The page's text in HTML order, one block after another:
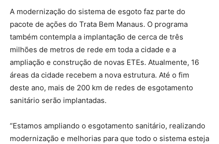
A modernização do sistema de esgoto faz parte do
pacote de ações do Trata Bem Manaus. O programa
também contempla a implantação de cerca de três
milhões de metros de rede em toda a cidade e a
ampliação e construção de novas ETEs. Atualmente, 16
áreas da cidade recebem a nova estrutura. Até o fim
deste ano, mais de 200 km de redes de esgotamento
sanitário serão implantadas.
“Estamos ampliando o esgotamento sanitário, realizando
modernização e melhorias para que todo o sistema esteja